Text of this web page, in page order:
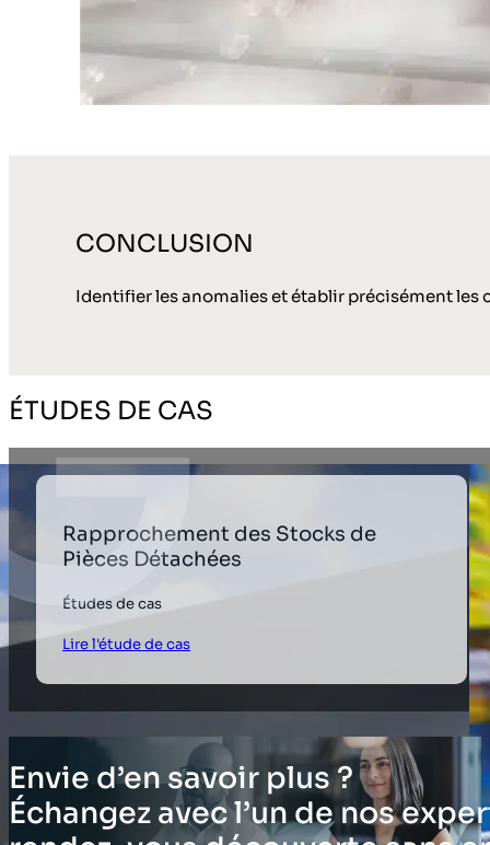
CONCLUSION
Identifier les anomalies et établir précisément les
ÉTUDES DE CAS
Rapprochement des Stocks de
Pièces Détachées
Études de cas
Lire l'étude de cas
Envie d’en savoir plus ?
Échangez avec l’un de nos